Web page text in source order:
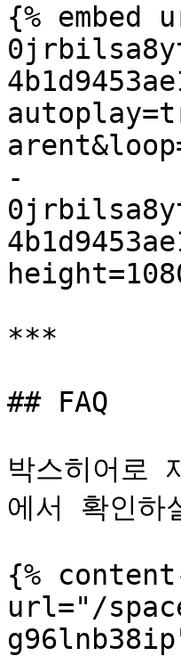
{%
-
***
## FAQ
박스히어로
에서 확인하
{%
url="/